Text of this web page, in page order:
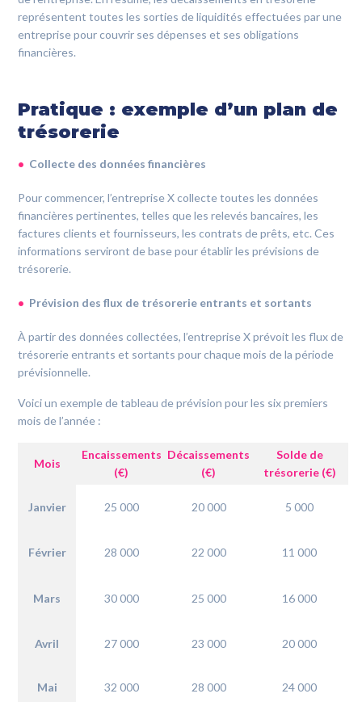
représentent toutes les sorties de liquidités effectuées par une
entreprise pour couvrir ses dépenses et ses obligations
financières.
Pratique : exemple d’un plan de
trésorerie
Collecte des données financières
Pour commencer, l’entreprise X collecte toutes les données
financières pertinentes, telles que les relevés bancaires, les
factures clients et fournisseurs, les contrats de prêts, etc. Ces
informations serviront de base pour établir les prévisions de
trésorerie.
Prévision des flux de trésorerie entrants et sortants
À partir des données collectées, l’entreprise X prévoit les flux de
trésorerie entrants et sortants pour chaque mois de la période
prévisionnelle.
Voici un exemple de tableau de prévision pour les six premiers
mois de l’année :
Mois
Encaissements
(€)
Décaissements
(€)
Solde de
trésorerie (€)
Janvier 25 000 20 000 5 000
Février 28 000 22 000 11 000
Mars 30 000 25 000 16 000
Avril 27 000 23 000 20 000
Mai 32 000 28 000 24 000